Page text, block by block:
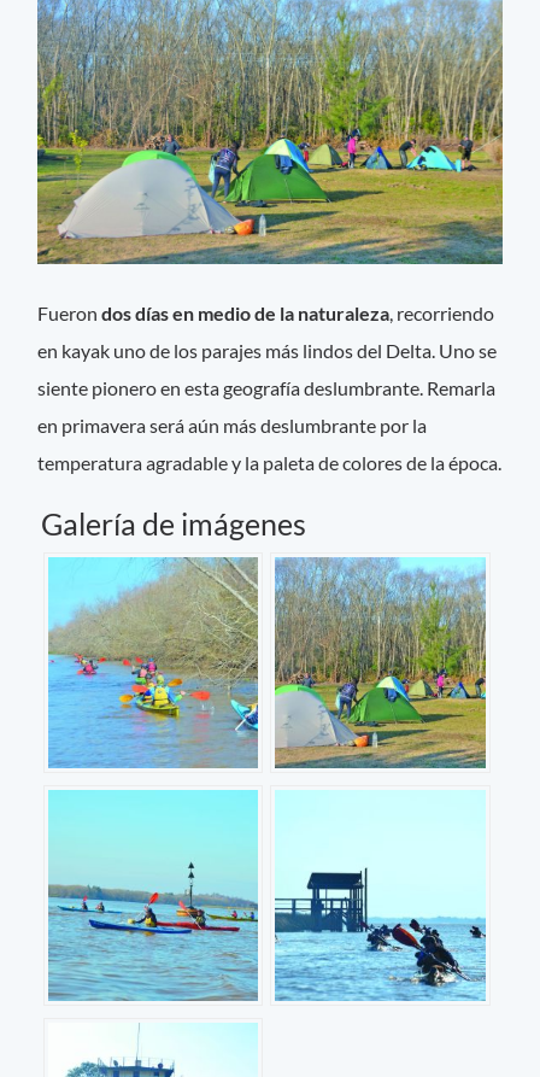
Fueron dos días en medio de la naturaleza , recorriendo
en kayak uno de los parajes más lindos del Delta. Uno se
siente pionero en esta geografía deslumbrante. Remarla
en primavera será aún más deslumbrante por la
temperatura agradable y la paleta de colores de la época.
Galería de imágenes